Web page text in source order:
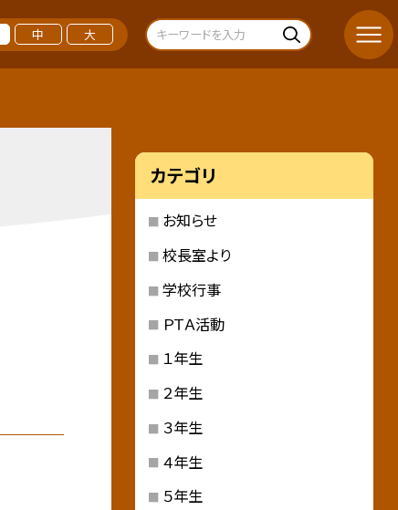
中 大
カテゴリ
お知らせ
校長室より
学校行事
ＰＴＡ活動
１年生
２年生
３年生
４年生
５年生